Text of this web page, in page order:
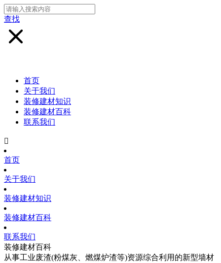
查找
首页
关于我们
装修建材知识
装修建材百科
联系我们

首页
关于我们
装修建材知识
装修建材百科
联系我们
装修建材百科
从事工业废渣(粉煤灰、燃煤炉渣等)资源综合利用的新型墙材